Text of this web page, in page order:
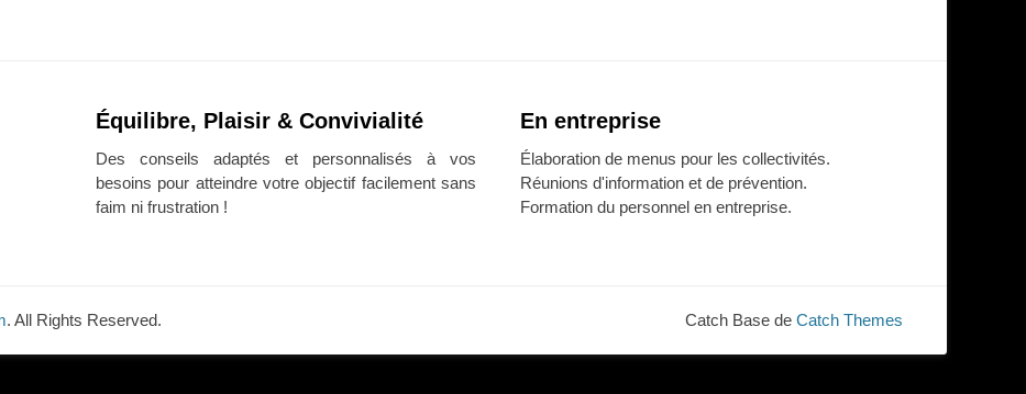
Équilibre, Plaisir & Convivialité
Des conseils adaptés et personnalisés à vos
besoins pour atteindre votre objectif facilement sans
faim ni frustration !
En entreprise
Élaboration de menus pour les collectivités.
Réunions d'information et de prévention.
Formation du personnel en entreprise.
. All Rights Reserved. Catch Base de Catch Themes